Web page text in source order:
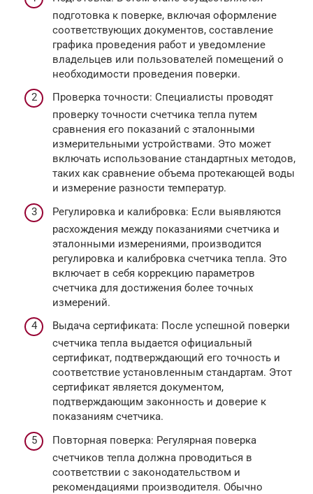
подготовка к поверке, включая оформление
соответствующих документов, составление
графика проведения работ и уведомление
владельцев или пользователей помещений о
необходимости проведения поверки.
Проверка точности: Специалисты проводят
проверку точности счетчика тепла путем
сравнения его показаний с эталонными
измерительными устройствами. Это может
включать использование стандартных методов,
таких как сравнение объема протекающей воды
и измерение разности температур.
Регулировка и калибровка: Если выявляются
расхождения между показаниями счетчика и
эталонными измерениями, производится
регулировка и калибровка счетчика тепла. Это
включает в себя коррекцию параметров
счетчика для достижения более точных
измерений.
Выдача сертификата: После успешной поверки
счетчика тепла выдается официальный
сертификат, подтверждающий его точность и
соответствие установленным стандартам. Этот
сертификат является документом,
подтверждающим законность и доверие к
показаниям счетчика.
Повторная поверка: Регулярная поверка
счетчиков тепла должна проводиться в
соответствии с законодательством и
рекомендациями производителя. Обычно